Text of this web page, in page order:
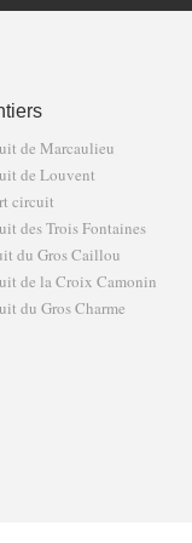
de Marcaulieu
de Louvent
circuit
des Trois Fontaines
du Gros Caillou
de la Croix Camonin
du Gros Charme